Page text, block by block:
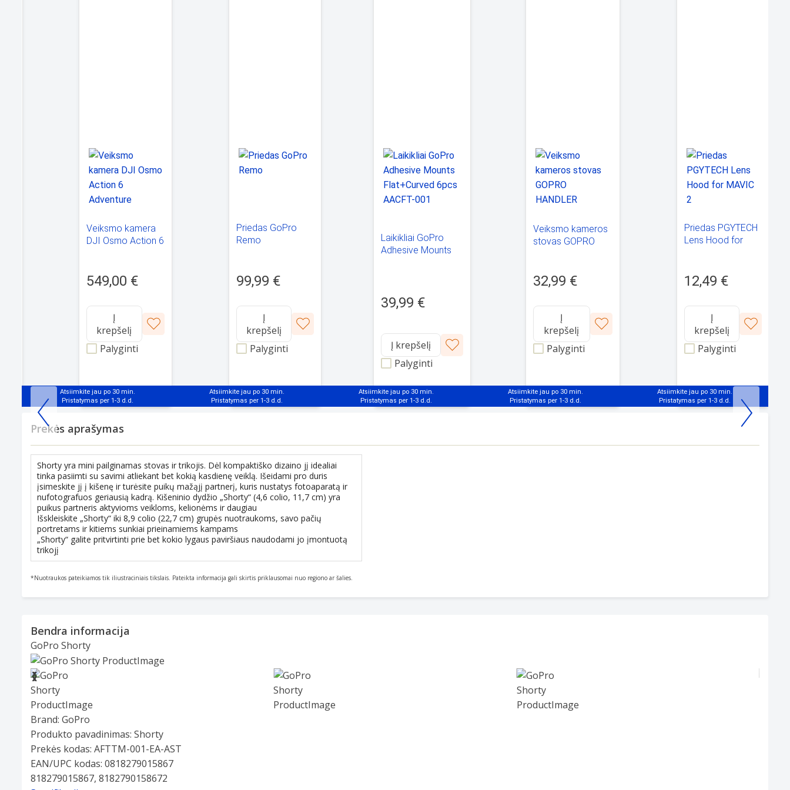
Veiksmo kamera
DJI Osmo Action 6
549,00 €
Atsiimkite jau po 30 min.
Į
krepšelį
Palyginti
Priedas GoPro
Remo
99,99 €
Atsiimkite jau po 30 min.
Į
krepšelį
Palyginti
Laikikliai GoPro
Adhesive Mounts
39,99 €
Atsiimkite jau po 30 min.
Į krepšelį
Palyginti
Veiksmo kameros
stovas GOPRO
32,99 €
Atsiimkite jau po 30 min.
Į
krepšelį
Palyginti
Priedas PGYTECH
Lens Hood for
12,49 €
Atsiimkite jau po 30 min.
Į
krepšelį
Palyginti
Item
Prekės aprašymas
Shorty yra mini pailginamas stovas ir trikojis. Dėl kompaktiško dizaino jį idealiai
tinka pasiimti su savimi atliekant bet kokią kasdienę veiklą. Išeidami pro duris
įsimeskite jį į kišenę ir turėsite puikų mažąjį partnerį, kuris nustatys fotoaparatą ir
nufotografuos geriausią kadrą. Kišeninio dydžio „Shorty“ (4,6 colio, 11,7 cm) yra
puikus partneris aktyvioms veikloms, kelionėms ir daugiau
Išskleiskite „Shorty“ iki 8,9 colio (22,7 cm) grupės nuotraukoms, savo pačių
portretams ir kitiems sunkiai prieinamiems kampams
„Shorty“ galite pritvirtinti prie bet kokio lygaus paviršiaus naudodami jo įmontuotą
trikojį
*Nuotraukos pateikiamos tik iliustraciniais tikslais. Pateikta informacija gali skirtis priklausomai nuo regiono ar šalies.
Bendra informacija
GoPro Shorty
Slide 1 of 4
❮
❯
Brand: GoPro
Produkto pavadinimas: Shorty
Prekės kodas: AFTTM-001-EA-AST
EAN/UPC kodas: 0818279015867
818279015867, 8182790158672